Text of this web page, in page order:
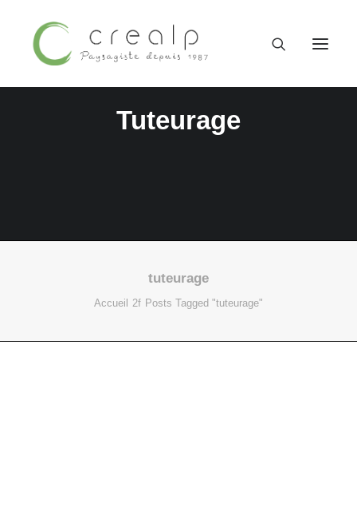
09 52 15 71 62
Tuteurage
tuteurage
Accueil Posts Tagged "tuteurage"